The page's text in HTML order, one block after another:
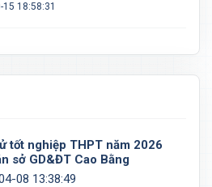
15 18:58:31
tốt nghiệp THPT năm 2026
sở GD&ĐT Cao Bằng
08 13:38:49